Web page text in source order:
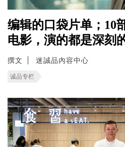
编辑的口袋片单；10
电影，演的都是深刻
撰文 迷誠品內容中心
诚品专栏